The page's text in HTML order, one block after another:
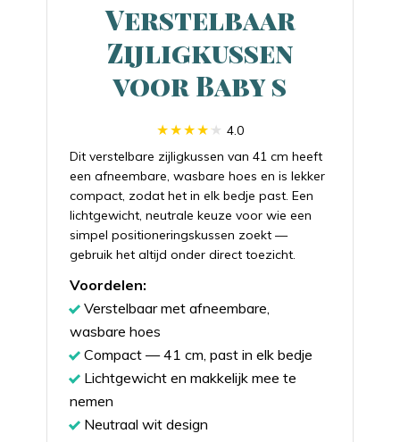
Verstelbaar
Zijligkussen
voor Baby s
4.0
Dit verstelbare zijligkussen van 41 cm heeft
een afneembare, wasbare hoes en is lekker
compact, zodat het in elk bedje past. Een
lichtgewicht, neutrale keuze voor wie een
simpel positioneringskussen zoekt —
gebruik het altijd onder direct toezicht.
Voordelen:
Verstelbaar met afneembare,
wasbare hoes
Compact — 41 cm, past in elk bedje
Lichtgewicht en makkelijk mee te
nemen
Neutraal wit design